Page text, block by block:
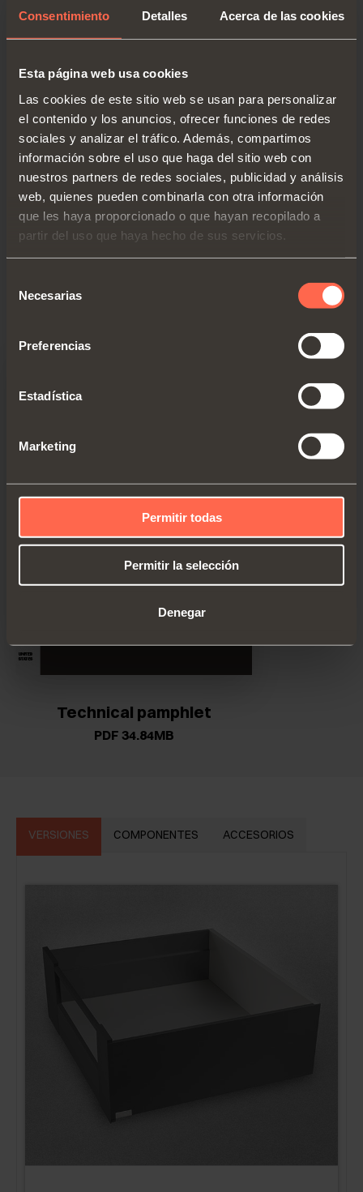
Consentimiento Detalles Acerca de las cookies
Esta página web usa cookies
Las cookies de este sitio web se usan para personalizar
el contenido y los anuncios, ofrecer funciones de redes
sociales y analizar el tráfico. Además, compartimos
información sobre el uso que haga del sitio web con
nuestros partners de redes sociales, publicidad y análisis
web, quienes pueden combinarla con otra información
que les haya proporcionado o que hayan recopilado a
partir del uso que haya hecho de sus servicios.
Necesarias
Preferencias
Estadística
Marketing
Permitir todas
Permitir la selección
Denegar
Can be personalized according to the width of the
cabinet
Height, sideways and depth adjustment of the
drawer incorporated in the runner fixing clips
Material:
- aluminum for Lineabox sides, front panel and
railing
- plastic for front panel adapters
- metal for covers
Finishes: White, Gray, Stainless steel
Catálogo
Technical pamphlet
PDF 34.84MB
VERSIONES COMPONENTES ACCESORIOS